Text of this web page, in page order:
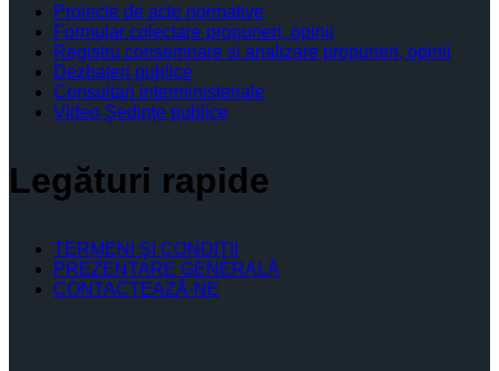
Proiecte de acte normative
Formular colectare propuneri, opinii
Registru consemnare si analizare propuneri, opinii
Dezbateri publice
Consultari interministeriale
Video Şedinţe publice
Legături rapide
TERMENI ŞI CONDIŢII
PREZENTARE GENERALĂ
CONTACTEAZĂ-NE